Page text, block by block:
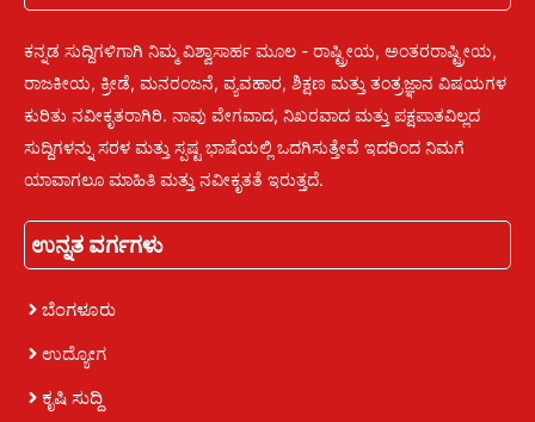
ಕನ್ನಡ ಸುದ್ದಿಗಳಿಗಾಗಿ ನಿಮ್ಮ ವಿಶ್ವಾಸಾರ್ಹ ಮೂಲ - ರಾಷ್ಟ್ರೀಯ, ಅಂತರರಾಷ್ಟ್ರೀಯ,
ರಾಜಕೀಯ, ಕ್ರೀಡೆ, ಮನರಂಜನೆ, ವ್ಯವಹಾರ, ಶಿಕ್ಷಣ ಮತ್ತು ತಂತ್ರಜ್ಞಾನ ವಿಷಯಗಳ
ಕುರಿತು ನವೀಕೃತರಾಗಿರಿ. ನಾವು ವೇಗವಾದ, ನಿಖರವಾದ ಮತ್ತು ಪಕ್ಷಪಾತವಿಲ್ಲದ
ಸುದ್ದಿಗಳನ್ನು ಸರಳ ಮತ್ತು ಸ್ಪಷ್ಟ ಭಾಷೆಯಲ್ಲಿ ಒದಗಿಸುತ್ತೇವೆ ಇದರಿಂದ ನಿಮಗೆ
ಯಾವಾಗಲೂ ಮಾಹಿತಿ ಮತ್ತು ನವೀಕೃತತೆ ಇರುತ್ತದೆ.
ಉನ್ನತ ವರ್ಗಗಳು
ಬೆಂಗಳೂರು
ಉದ್ಯೋಗ
ಕೃಷಿ ಸುದ್ದಿ